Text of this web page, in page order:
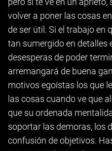
volver a poner las cosas
de ser útil. Si el trabajo en
tan sumergido en detalles
desesperas de poder
arremangará de buena
motivos egoístas los que
las cosas cuando ve que
que su ordenada
soportar las demoras, los
confusión de objetivos.